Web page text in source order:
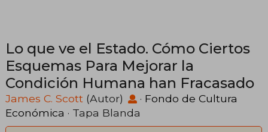
Lo que ve el Estado. Cómo Ciertos
Esquemas Para Mejorar la
Condición Humana han Fracasado
James C. Scott (Autor) · Fondo de Cultura
Económica · Tapa Blanda